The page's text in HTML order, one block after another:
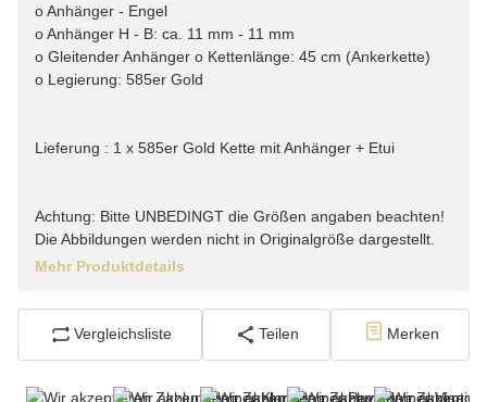
o Anhänger - Engel
o Anhänger H - B: ca. 11 mm - 11 mm
o Gleitender Anhänger o Kettenlänge: 45 cm (Ankerkette)
o Legierung: 585er Gold
Lieferung : 1 x 585er Gold Kette mit Anhänger + Etui
Achtung: Bitte UNBEDINGT die Größen angaben beachten!
Die Abbildungen werden nicht in Originalgröße dargestellt.
Mehr Produktdetails
Vergleichsliste Teilen Merken